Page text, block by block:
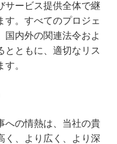
サービス提供全体で継
す。すべてのプロジェ
国内外の関連法令およ
とともに、適切なリス
。
への情熱は、当社の貴
く、より広く、より深